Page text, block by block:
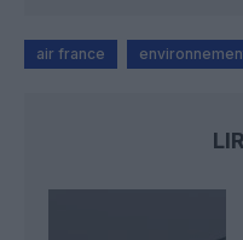
air france